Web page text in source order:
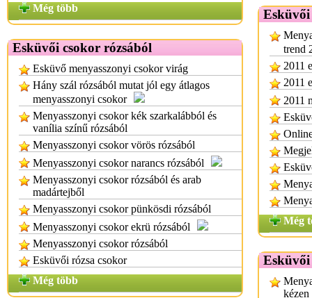
Még több
Esküvői csokor rózsából
Esküvő menyasszonyi csokor virág
Hány szál rózsából mutat jól egy átlagos
menyasszonyi csokor
Menyasszonyi csokor kék szarkalábból és
vanília színű rózsából
Menyasszonyi csokor vörös rózsából
Menyasszonyi csokor narancs rózsából
Menyasszonyi csokor rózsából és arab
madártejből
Menyasszonyi csokor pünkösdi rózsából
Menyasszonyi csokor ekrü rózsából
Menyasszonyi csokor rózsából
Esküvői rózsa csokor
Még több
Esküvői
trend
2011
2011
2011
Még
kézen